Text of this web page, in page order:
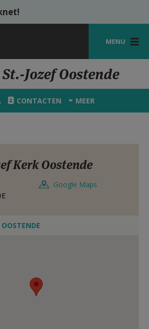
inhoud gaan
MENU
Jozef Oostende
CONTACTEN MEER
Kerk Oostende
Google Maps